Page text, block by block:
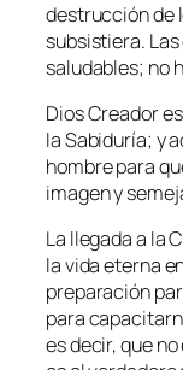
destrucción de
subsistiera.
saludables; no
Dios Creador
la Sabiduría; y
hombre para
imagen y
La llegada a la
la vida eterna
preparación
para
es decir, que